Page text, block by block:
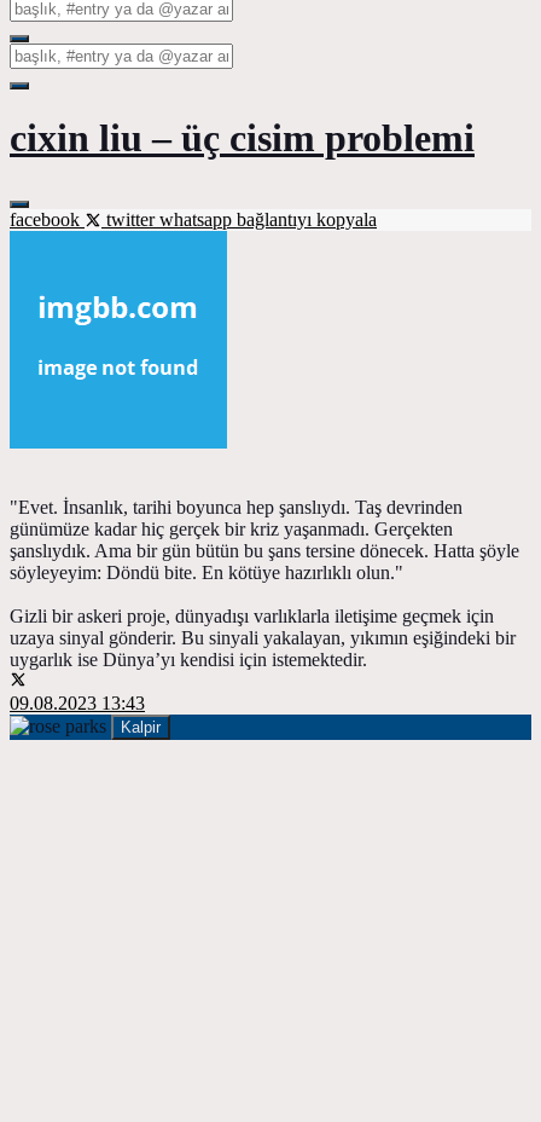
cixin liu – üç cisim problemi
facebook twitterwhatsapp bağlantıyı kopyala
"Evet. İnsanlık, tarihi boyunca hep şanslıydı. Taş devrinden
günümüze kadar hiç gerçek bir kriz yaşanmadı. Gerçekten
şanslıydık. Ama bir gün bütün bu şans tersine dönecek. Hatta şöyle
söyleyeyim: Döndü bite. En kötüye hazırlıklı olun."
Gizli bir askeri proje, dünyadışı varlıklarla iletişime geçmek için
uzaya sinyal gönderir. Bu sinyali yakalayan, yıkımın eşiğindeki bir
uygarlık ise Dünya’yı kendisi için istemektedir.
09.08.2023 13:43
Kalpir